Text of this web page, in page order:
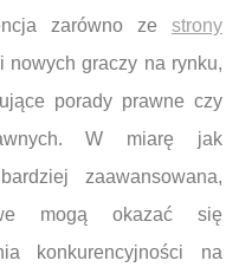
zarówno ze strony
nowych graczy na rynku,
porady prawne czy
W miarę jak
zaawansowana,
mogą okazać się
konkurencyjności na